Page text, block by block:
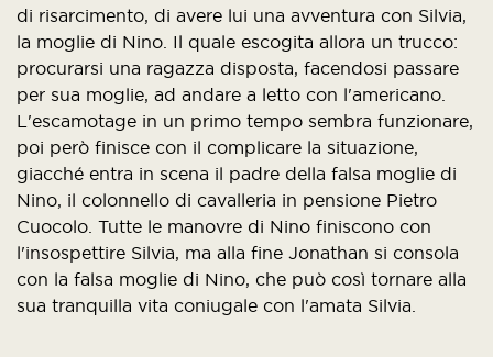
di risarcimento, di avere lui una avventura con Silvia,
la moglie di Nino. Il quale escogita allora un trucco:
procurarsi una ragazza disposta, facendosi passare
per sua moglie, ad andare a letto con l'americano.
L'escamotage in un primo tempo sembra funzionare,
poi però finisce con il complicare la situazione,
giacché entra in scena il padre della falsa moglie di
Nino, il colonnello di cavalleria in pensione Pietro
Cuocolo. Tutte le manovre di Nino finiscono con
l'insospettire Silvia, ma alla fine Jonathan si consola
con la falsa moglie di Nino, che può così tornare alla
sua tranquilla vita coniugale con l'amata Silvia.